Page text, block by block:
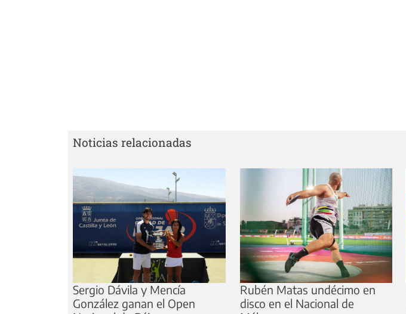
Noticias relacionadas
Sergio Dávila y Mencía
González ganan el Open
Rubén Matas undécimo en
disco en el Nacional de